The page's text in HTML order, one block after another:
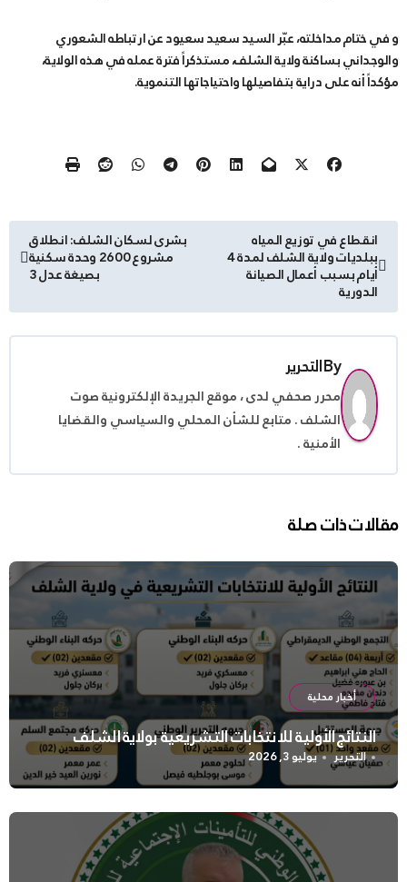
و في ختام مداخلته، عبّر السيد سعيد سعيود عن ارتباطه الشعوري
والوجداني بساكنة ولاية الشلف، مستذكراً فترة عمله في هذه الولاية،
مؤكداً أنه على دراية بتفاصيلها واحتياجاتها التنموية.
تصفّح
المقالات
انقطاع في توزيع المياه
ببلديات ولاية الشلف لمدة 4
أيام بسبب أعمال الصيانة
الدورية
بشرى لسكان الشلف: انطلاق
مشروع 2600 وحدة سكنية
بصيغة عدل 3
Byالتحرير
محرر صحفي لدى ، موقع الجريدة الإلكترونية صوت
الشلف . متابع للشأن المحلي والسياسي والقضايا
الأمنية .
مقالات ذات صلة
أخبار محلية
النتائج الأولية للانتخابات التشريعية بولاية الشلف
التحرير يوليو 3, 2026